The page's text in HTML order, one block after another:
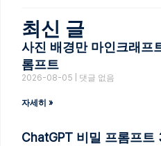
최신 글
사진 배경만 마인크래프
롬프트
2026-08-05 댓글 없음
자세히 »
ChatGPT 비밀 프롬프트